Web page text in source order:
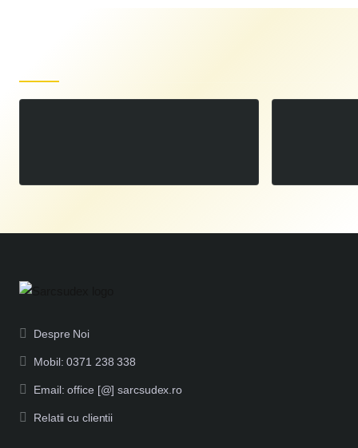
Despre Noi
Mobil: 0371 238 338
Email: office [@] sarcsudex.ro
Relatii cu clientii